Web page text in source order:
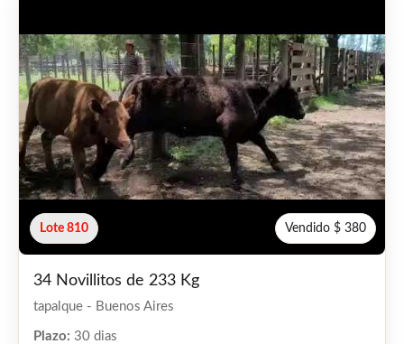
Lote 810 Vendido $ 380
34 Novillitos de 233 Kg
tapalque - Buenos Aires
Plazo: 30 dias